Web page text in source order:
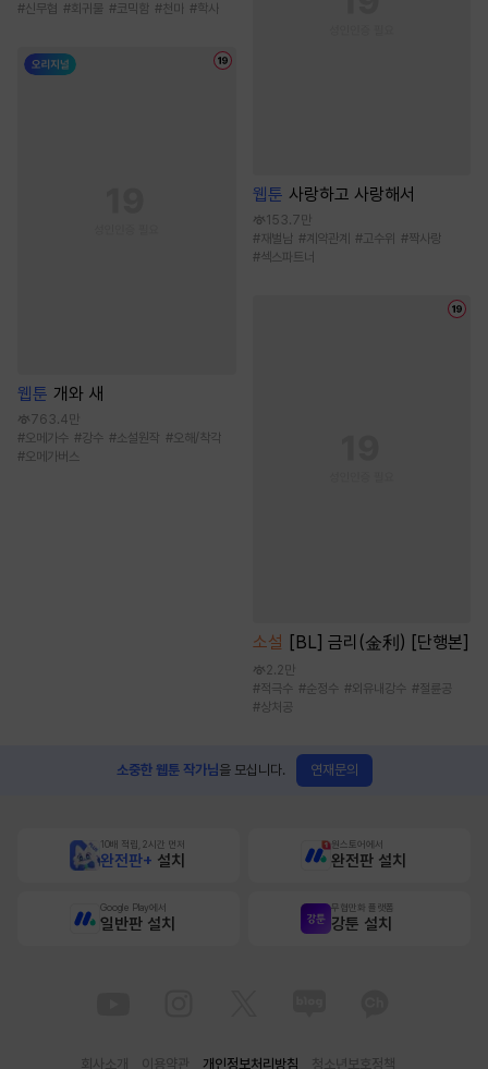
#신무협 #회귀물 #코믹함 #천마 #학사
웹툰 개와 새
763.4만
#오메가수 #강수 #소설원작 #오해/착각
#오메가버스
웹툰 사랑하고 사랑해서
153.7만
#재벌남 #계약관계 #고수위 #짝사랑
#섹스파트너
소설 [BL] 금리(金利) [단행본]
2.2만
#적극수 #순정수 #외유내강수 #절륜공
#상처공
소중한 웹툰 작가님을 모십니다. 연재문의
10배 적립, 2시간 먼저
완전판+ 설치
원스토어에서
완전판 설치
Google Play에서
일반판 설치
무협만화 플랫폼
강툰 설치
회사소개 이용약관 개인정보처리방침 청소년보호정책